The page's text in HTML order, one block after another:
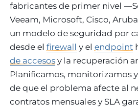
fabricantes de primer nivel
Veeam, Microsoft, Cisco,
un modelo de seguridad por
desde el firewall y el endpoint
de accesos y la recuperación
Planificamos, monitorizamos
de que el problema afecte al
contratos mensuales y SLA